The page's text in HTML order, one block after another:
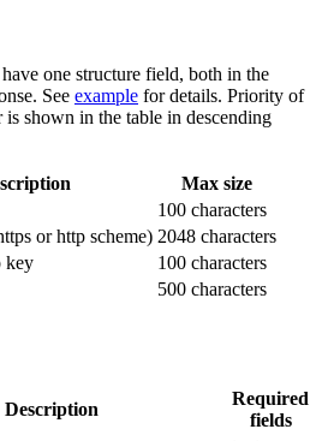
one structure field, both in the
See example for details. Priority of
shown in the table in descending
Max size
100 characters
or http scheme) 2048 characters
key
100 characters
500 characters
Description
Required
fields